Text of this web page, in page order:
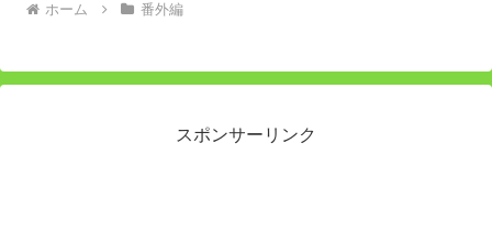
ホーム 番外編
スポンサーリンク